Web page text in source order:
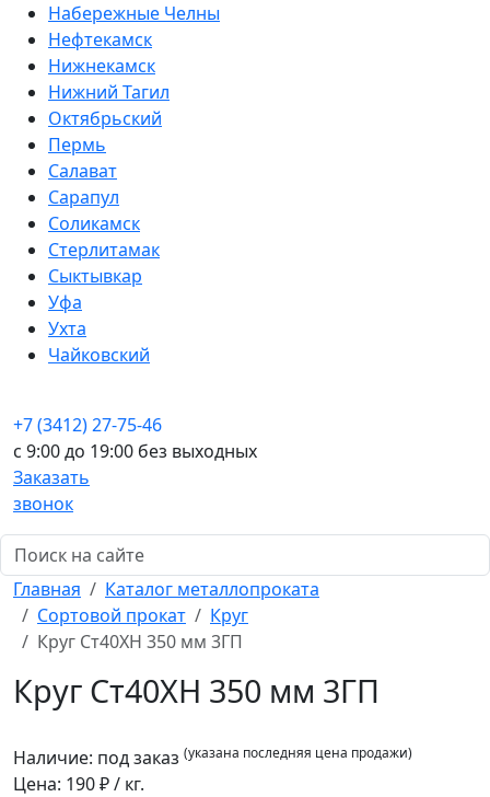
Набережные Челны
Нефтекамск
Нижнекамск
Нижний Тагил
Октябрьский
Пермь
Салават
Сарапул
Соликамск
Стерлитамак
Сыктывкар
Уфа
Ухта
Чайковский
+7 (3412) 27-75-46
c 9:00 до 19:00 без выходных
Заказать
звонок
Главная
Каталог металлопроката
Сортовой прокат
Круг
Круг Ст40ХН 350 мм 3ГП
Круг Ст40ХН 350 мм 3ГП
Наличие: под заказ (указана последняя цена продажи)
Цена: 190₽ / кг.